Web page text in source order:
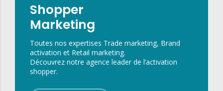
Shopper
Marketing
Toutes nos expertises Trade marketing, Brand
activation et Retail marketing.
Découvrez notre agence leader de l’activation
shopper.